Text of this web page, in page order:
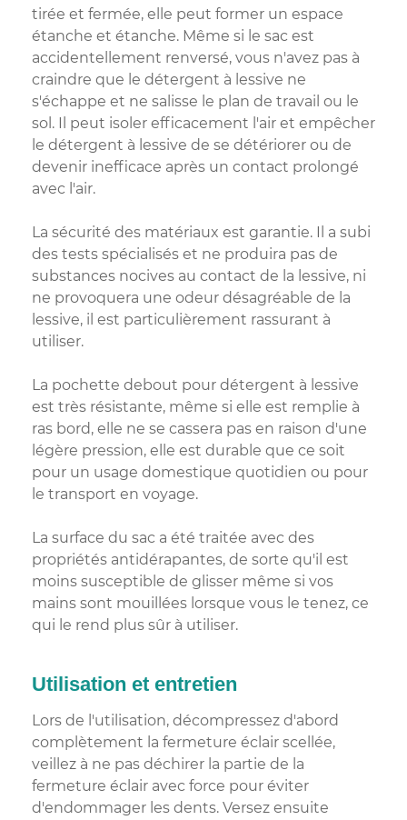
tirée et fermée, elle peut former un espace
étanche et étanche. Même si le sac est
accidentellement renversé, vous n'avez pas à
craindre que le détergent à lessive ne
s'échappe et ne salisse le plan de travail ou le
sol. Il peut isoler efficacement l'air et empêcher
le détergent à lessive de se détériorer ou de
devenir inefficace après un contact prolongé
avec l'air.
La sécurité des matériaux est garantie. Il a subi
des tests spécialisés et ne produira pas de
substances nocives au contact de la lessive, ni
ne provoquera une odeur désagréable de la
lessive, il est particulièrement rassurant à
utiliser.
La pochette debout pour détergent à lessive
est très résistante, même si elle est remplie à
ras bord, elle ne se cassera pas en raison d'une
légère pression, elle est durable que ce soit
pour un usage domestique quotidien ou pour
le transport en voyage.
La surface du sac a été traitée avec des
propriétés antidérapantes, de sorte qu'il est
moins susceptible de glisser même si vos
mains sont mouillées lorsque vous le tenez, ce
qui le rend plus sûr à utiliser.
Utilisation et entretien
Lors de l'utilisation, décompressez d'abord
complètement la fermeture éclair scellée,
veillez à ne pas déchirer la partie de la
fermeture éclair avec force pour éviter
d'endommager les dents. Versez ensuite